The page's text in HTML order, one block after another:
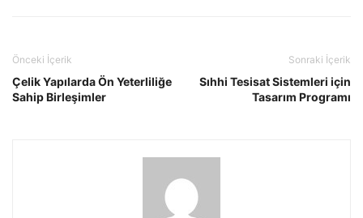
Önceki İçerik
Çelik Yapılarda Ön Yeterliliğe
Sahip Birleşimler
Sonraki İçerik
Sıhhi Tesisat Sistemleri için
Tasarım Programı